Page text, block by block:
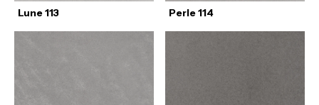
Lune 113 Perle 114